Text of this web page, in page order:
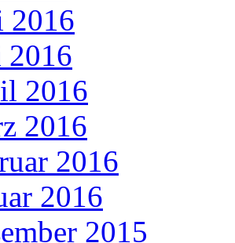
2016
2016
2016
2016
2016
2016
2015